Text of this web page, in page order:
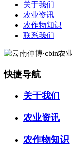
关于我们
农业资讯
农作物知识
联系我们
快捷导航
关于我们
农业资讯
农作物知识